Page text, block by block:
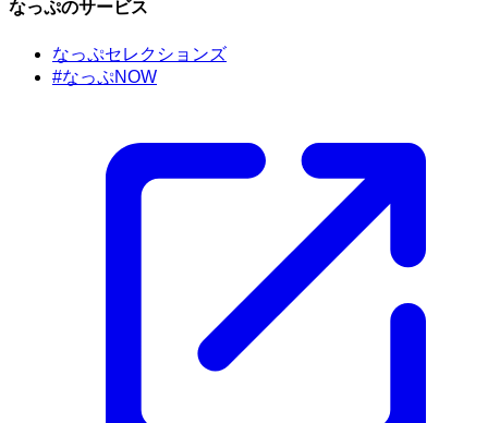
なっぷのサービス
なっぷセレクションズ
#なっぷNOW